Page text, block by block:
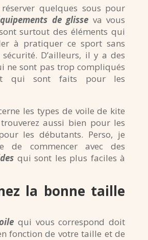
quelques sous pour
de glisse va vous
surtout des éléments qui
à pratiquer ce sport sans
D’ailleurs, il y a des
ne sont pas trop compliqués
qui sont faits pour les
les types de voile de kite
aussi bien pour les
les débutants. Perso, je
de commencer avec des
qui sont les plus faciles à
la bonne taille
qui vous correspond doit
fonction de votre taille et de